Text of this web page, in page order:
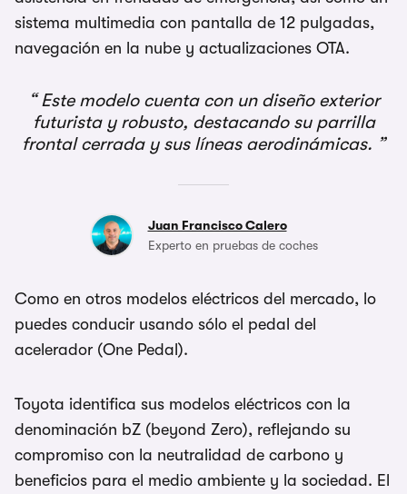
sistema multimedia con pantalla de 12 pulgadas,
navegación en la nube y actualizaciones OTA.
Este modelo cuenta con un diseño exterior
futurista y robusto, destacando su parrilla
frontal cerrada y sus líneas aerodinámicas.
Juan Francisco Calero
Experto en pruebas de coches
Como en otros modelos eléctricos del mercado, lo
puedes conducir usando sólo el pedal del
acelerador (One Pedal).
Toyota identifica sus modelos eléctricos con la
denominación bZ (beyond Zero), reflejando su
compromiso con la neutralidad de carbono y
beneficios para el medio ambiente y la sociedad. El